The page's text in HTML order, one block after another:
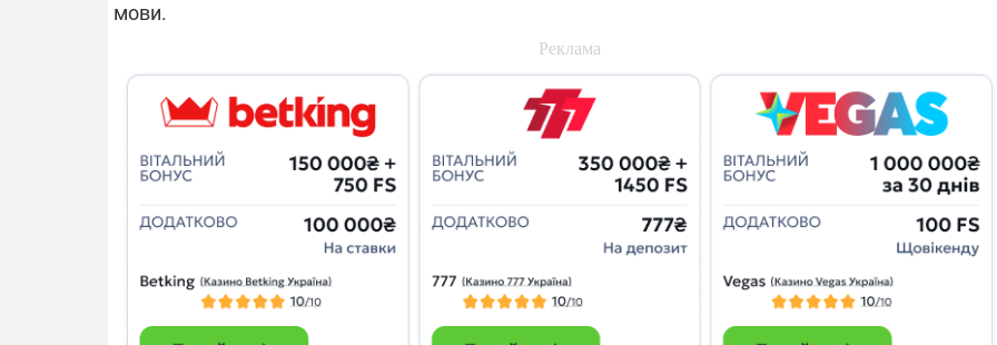
мови.